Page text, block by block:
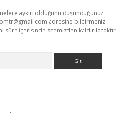
aykırı olduğunu düşündüğünüz
adresine bildirmeniz
süre içerisinde sitemizden kaldırılacaktır.